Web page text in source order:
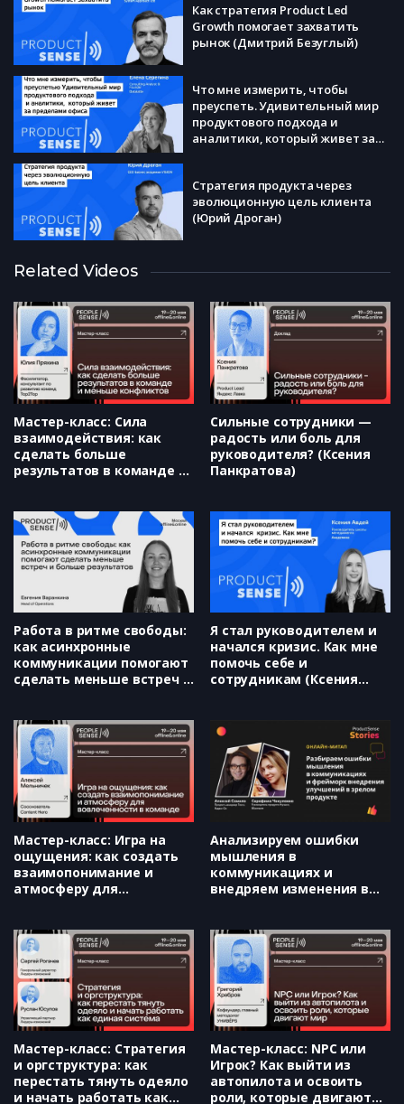
Как стратегия Product Led
Growth помогает захватить
рынок (Дмитрий Безуглый)
Что мне измерить, чтобы
преуспеть. Удивительный мир
продуктового подхода и
аналитики, который живет за
Стратегия продукта через
эволюционную цель клиента
(Юрий Дроган)
Почему менять процесс delivery
делать (Александра Зебелева)
Fake discovery — когда
исследования не нужны
(Александр Кожевников)
Related Videos
Мастер-класс: Сила
взаимодействия: как
сделать больше
результатов в команде и
Сильные сотрудники —
радость или боль для
руководителя? (Ксения
Панкратова)
Работа в ритме свободы:
как асинхронные
коммуникации помогают
сделать меньше встреч и
Я стал руководителем и
начался кризис. Как мне
помочь себе и
сотрудникам (Ксения
Мастер-класс: Игра на
ощущения: как создать
взаимопонимание и
атмосферу для
Анализируем ошибки
мышления в
коммуникациях и
внедряем изменения в
Алексей Самило)
Мастер-класс: Стратегия
и оргструктура: как
перестать тянуть одеяло
и начать работать как
Мастер-класс: NPC или
Игрок? Как выйти из
автопилота и освоить
роли, которые двигают